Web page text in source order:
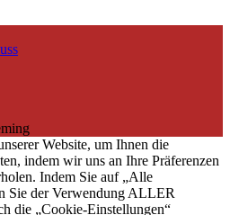
Website, um Ihnen die
indem wir uns an Ihre Präferenzen
Indem Sie auf „Alle
Sie der Verwendung ALLER
die „Cookie-Einstellungen“